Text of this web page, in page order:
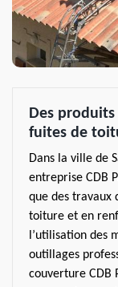
Des
fuites de
Dans la ville de
entreprise CDB
que des travaux
toiture et en
l’utilisation des
outillages
couverture CDB